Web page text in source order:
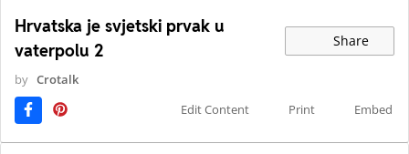
Hrvatska je svjetski prvak u
vaterpolu 2
Share
by Crotalk
Edit Content
Print Embed